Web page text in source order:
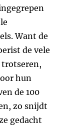
Want de
de vele
hun
de 100
zo snijdt
gedacht